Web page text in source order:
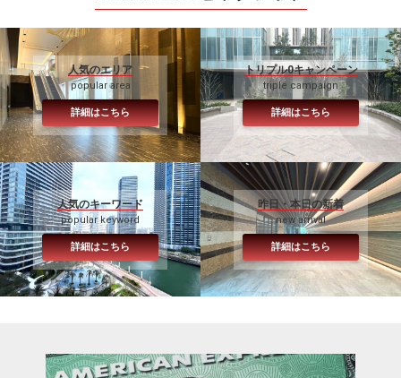
人気のエリア
popular area
詳細はこちら
トリプル0キャンペーン
triple campaign
詳細はこちら
人気のキーワード
popular keyword
詳細はこちら
昨日・本日の新着
new arrival
詳細はこちら